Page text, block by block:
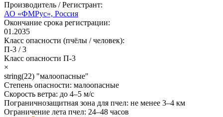
Производитель / Регистрант:
АО «ФМРус», Россия
Окончание срока регистрации:
01.2035
Класс опасности (пчёлы / человек):
П-3 /3
Класс опасности П-3
×
string(22) "малоопасные"
Степень опасности: малоопасные
Скорость ветра: до 4–5 м/с
Пограничнозащитная зона для пчел: не менее 3–4 км
Ограничение лета пчел: 24–48 часов